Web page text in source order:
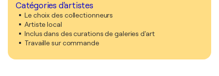
Catégories d'artistes
Le choix des collectionneurs
Artiste local
Inclus dans des curations de galeries d'art
Travaille sur commande